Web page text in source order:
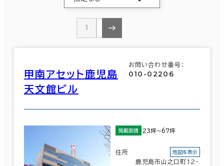
1 2
甲南アセット鹿児島
天文館ビル
お問い合わせ番号：
010-02206
掲載面積 23坪～67坪
住所
鹿児島市山之口町12-
地図を表示